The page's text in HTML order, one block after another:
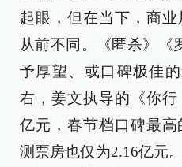
起眼，但在当下，商
从前不同。《匿杀》《
予厚望、或口碑极佳
右，姜文执导的《你
亿元，春节档口碑最
测票房也仅为2.16亿元